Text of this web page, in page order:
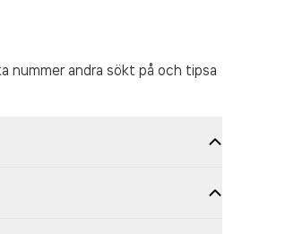
nummer andra sökt på och tipsa